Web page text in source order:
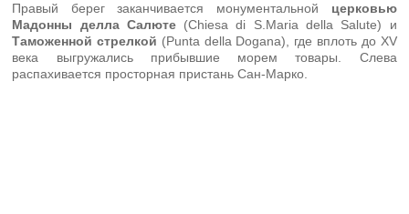
Правый берег заканчивается монументальной церковью
Мадонны делла Салюте(Chiesa di S.Maria della Salute) и
Таможенной стрелкой (Punta della Dogana), где вплоть до XV
века выгружались прибывшие морем товары. Слева
распахивается просторная пристань Сан-Марко.